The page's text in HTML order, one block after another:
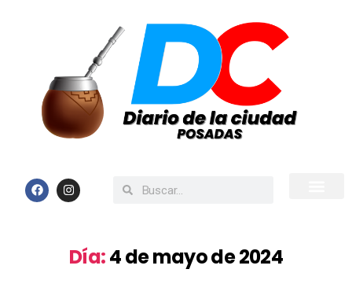
Día:4 de mayo de 2024